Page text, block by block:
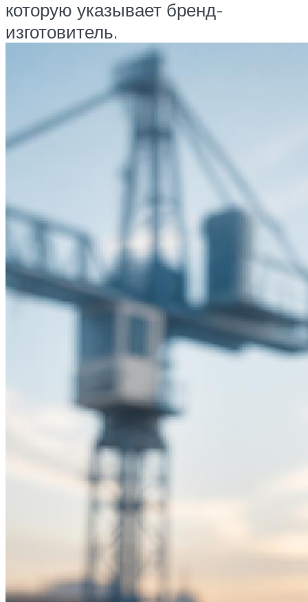
которую указывает бренд-
изготовитель.